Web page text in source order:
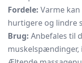
Fordele: Varme
hurtigere og lindre
Brug: Anbefales til